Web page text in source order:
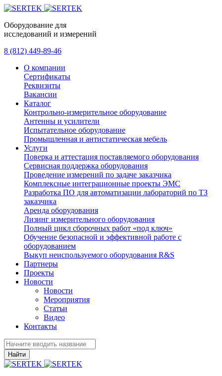
Оборудование для
исследований и измерений
8 (812) 449-89-46
О компании
Сертификаты
Реквизиты
Вакансии
Каталог
Контрольно-измерительное оборудование
Антенны и усилители
Испытательное оборудование
Промышленная и антистатическая мебель
Услуги
Поверка и аттестация поставляемого оборудования
Сервисная поддержка оборудования
Проведение измерений по задаче заказчика
Комплексные интеграционные проекты ЭМС
Разработка ПО для автоматизации лабораторий по ТЗ
заказчика
Аренда оборудования
Лизинг измерительного оборудования
Полный цикл сборочных работ «под ключ»
Обучение безопасной и эффективной работе с
оборудованием
Выкуп неиспользуемого оборудования R&S
Партнеры
Проекты
Новости
Новости
Мероприятия
Статьи
Видео
Контакты
Найти